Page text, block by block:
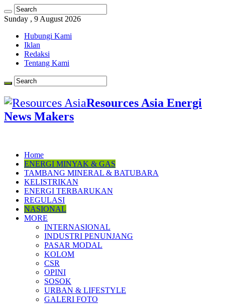
Sunday , 9 August 2026
Hubungi Kami
Iklan
Redaksi
Tentang Kami
Resources Asia Energi
News Makers
Home
ENERGI MINYAK & GAS
TAMBANG MINERAL & BATUBARA
KELISTRIKAN
ENERGI TERBARUKAN
REGULASI
NASIONAL
MORE
INTERNASIONAL
INDUSTRI PENUNJANG
PASAR MODAL
KOLOM
CSR
OPINI
SOSOK
URBAN & LIFESTYLE
GALERI FOTO